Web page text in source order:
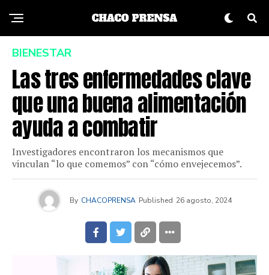
BIENESTAR
Las tres enfermedades clave
que una buena alimentación
ayuda a combatir
Investigadores encontraron los mecanismos que
vinculan “lo que comemos” con “cómo envejecemos”.
By CHACOPRENSA Published 26 agosto, 2024